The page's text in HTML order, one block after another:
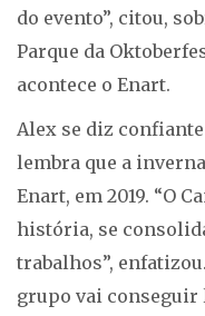
do evento”, citou,
Parque da
acontece o Enart.
Alex se diz
lembra que a
Enart, em 2019. “O
história, se
trabalhos”,
grupo vai conseguir